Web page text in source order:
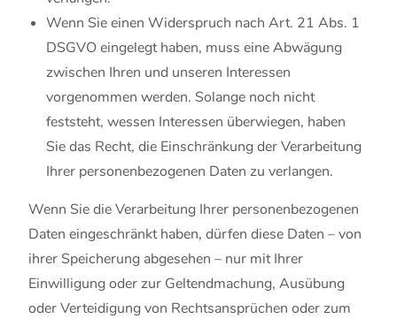
Wenn Sie einen Widerspruch nach Art. 21 Abs. 1
DSGVO eingelegt haben, muss eine Abwägung
zwischen Ihren und unseren Interessen
vorgenommen werden. Solange noch nicht
feststeht, wessen Interessen überwiegen, haben
Sie das Recht, die Einschränkung der Verarbeitung
Ihrer personenbezogenen Daten zu verlangen.
Wenn Sie die Verarbeitung Ihrer personenbezogenen
Daten eingeschränkt haben, dürfen diese Daten – von
ihrer Speicherung abgesehen – nur mit Ihrer
Einwilligung oder zur Geltendmachung, Ausübung
oder Verteidigung von Rechtsansprüchen oder zum